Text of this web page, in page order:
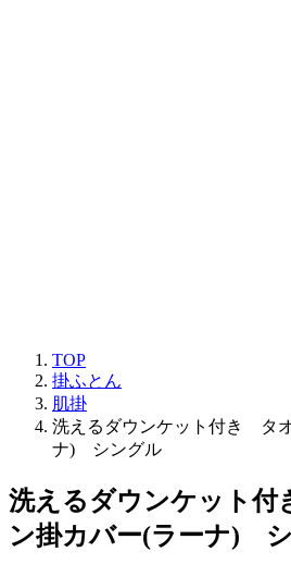
TOP
掛ふとん
肌掛
洗えるダウンケット付き タ
ナ) シングル
洗えるダウンケット
ン掛カバー(ラーナ)